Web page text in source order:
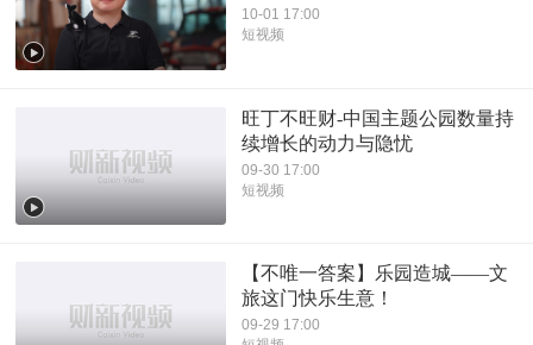
10-01 17:00
短视频
旺丁不旺财-中国主题公园数量持
续增长的动力与隐忧
09-30 17:00
短视频
【不唯一答案】乐园造城——文
旅这门快乐生意！
09-29 17:00